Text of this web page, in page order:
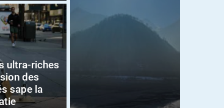
ultra-riches
des
sape la